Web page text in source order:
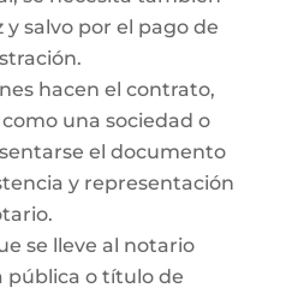
salvo por el pago de
hacen el contrato,
una sociedad o
el documento
y representación
se lleve al notario
pública o título de